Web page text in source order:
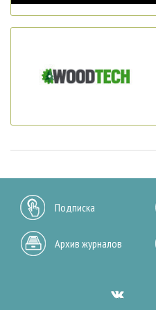
Подписка
Архив журналов